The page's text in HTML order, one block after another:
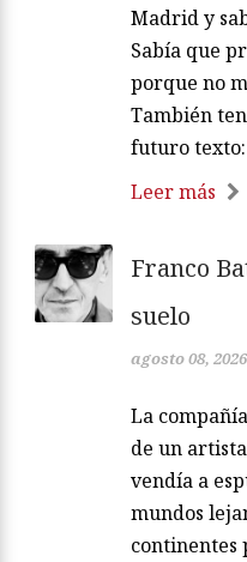
Madrid y
Sabía que
porque no
También
futuro
Leer más
Franco
suelo
agosto 08, 2026
La
de un
vendía a
mundos
continentes